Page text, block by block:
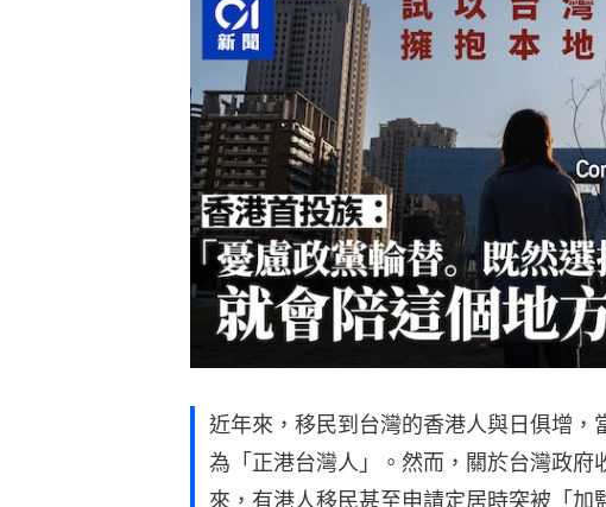
近年來，移民到台灣的香港人與日俱增，
為「正港台灣人」。然而，關於台灣政府
來，有港人移民甚至申請定居時突被「加